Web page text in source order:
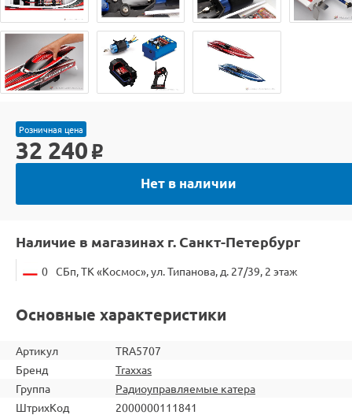
Розничная цена
32 240 o
Нет в наличии
Наличие в магазинах г. Санкт-Петербург
0 СБп, ТК «Космос», ул. Типанова, д. 27/39, 2 этаж
Основные характеристики
Артикул
TRA5707
Бренд
Traxxas
Группа
Радиоуправляемые катера
ШтрихКод
2000000111841